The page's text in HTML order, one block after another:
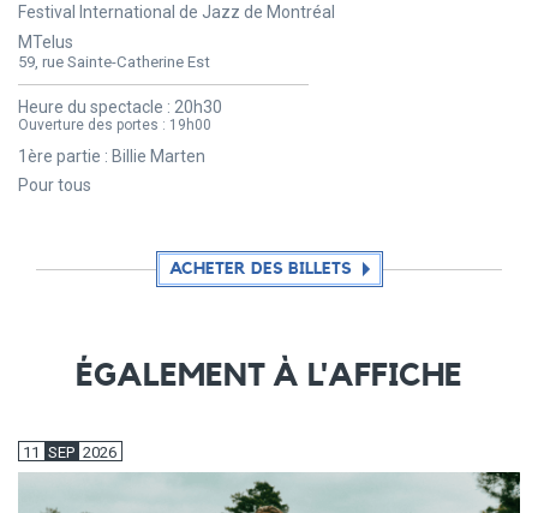
Festival International de Jazz de Montréal
MTelus
59, rue Sainte-Catherine Est
Heure du spectacle : 20h30
Ouverture des portes : 19h00
1ère partie : Billie Marten
Pour tous
ACHETER DES BILLETS
ÉGALEMENT À L'AFFICHE
11 SEP 2026